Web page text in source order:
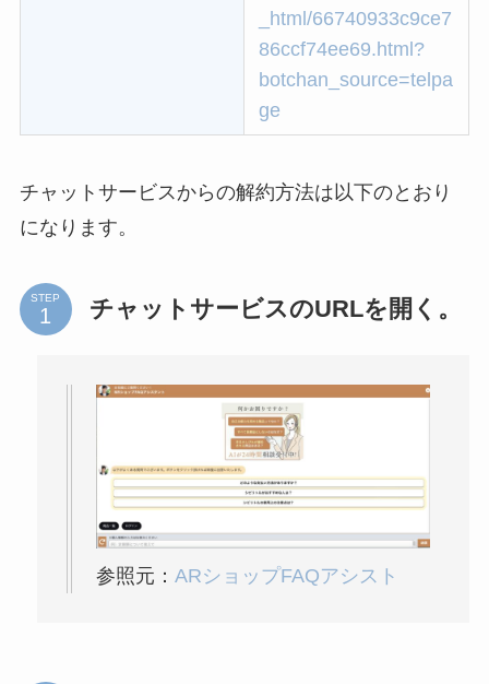
_html/66740933c9ce7
86ccf74ee69.html?
botchan_source=telpa
ge
チャットサービスからの解約方法は以下のとおり
になります。
STEP チャットサービスのURLを開く。
参照元： ARショップFAQアシスト